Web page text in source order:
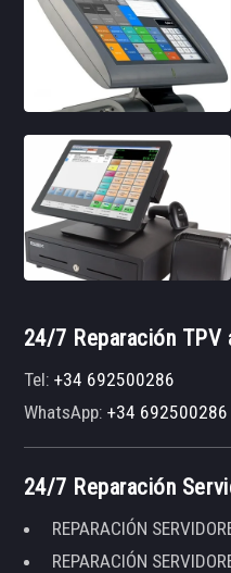
24/7 Reparación TPV
Tel:+34 692500286
WhatsApp:+34 692500286
24/7 Reparación
REPARACIÓN
REPARACIÓN